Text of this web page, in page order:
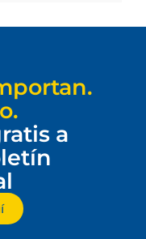
a